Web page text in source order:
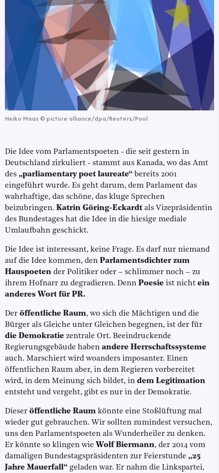
Heiko Maas © picture alliance/dpa/Reuters/Pool
Die Idee vom Parlamentspoeten - die seit gestern in
Deutschland zirkuliert - stammt aus Kanada, wo das Amt
des „parliamentary poet laureate“ bereits 2001
eingeführt wurde. Es geht darum, dem Parlament das
wahrhaftige, das schöne, das kluge Sprechen
beizubringen. Katrin Göring-Eckardt als Vizepräsidentin
des Bundestages hat die Idee in die hiesige mediale
Umlaufbahn geschickt.
Die Idee ist interessant, keine Frage. Es darf nur niemand
auf die Idee kommen, den Parlamentsdichter zum
Hauspoeten der Politiker oder – schlimmer noch – zu
ihrem Hofnarr zu degradieren. Denn Poesie ist nicht ein
anderes Wort für PR.
Der öffentliche Raum, wo sich die Mächtigen und die
Bürger als Gleiche unter Gleichen begegnen, ist der für
die Demokratie zentrale Ort. Beeindruckende
Regierungsgebäude haben andere Herrschaftssysteme
auch. Marschiert wird woanders imposanter. Einen
öffentlichen Raum aber, in dem Regieren vorbereitet
wird, in dem Meinung sich bildet, in dem Legitimation
entsteht und vergeht, gibt es nur in der Demokratie.
Dieser öffentliche Raum könnte eine Stoßlüftung mal
wieder gut gebrauchen. Wir sollten zumindest versuchen,
uns den Parlamentspoeten als Wunderheiler zu denken.
Er könnte so klingen wie Wolf Biermann, der 2014 vom
damaligen Bundestagspräsidenten zur Feierstunde „25
Jahre Mauerfall“ geladen war. Er nahm die Linkspartei,